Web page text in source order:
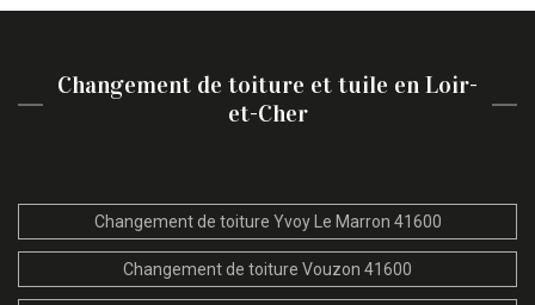
Changement de toiture et tuile en Loir-
et-Cher
Changement de toiture Yvoy Le Marron 41600
Changement de toiture Vouzon 41600